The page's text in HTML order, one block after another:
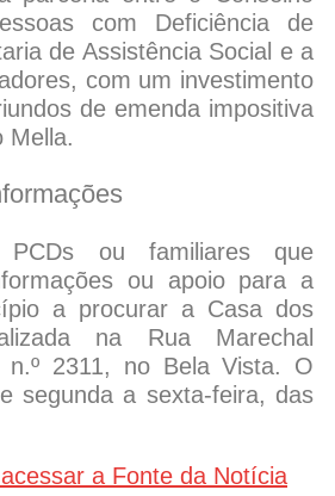
com Deficiência de
de Assistência Social e a
com um investimento
de emenda impositiva
Mella.
PCDs ou familiares que
ou apoio para a
a procurar a Casa dos
na Rua Marechal
n.º 2311, no Bela Vista. O
segunda a sexta-feira, das
a Fonte da Notícia